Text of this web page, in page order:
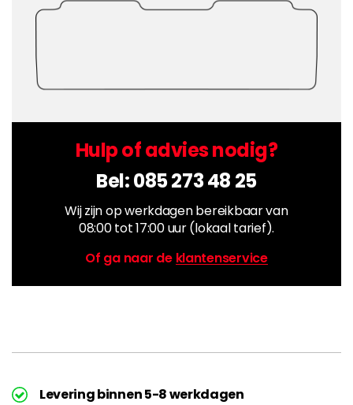
Hulp of advies nodig?
Bel:085 273 48 25
Wij zijn op werkdagen bereikbaar van
08:00 tot 17:00 uur (lokaal tarief).
Of ga naar de klantenservice
Levering binnen 5-8 werkdagen